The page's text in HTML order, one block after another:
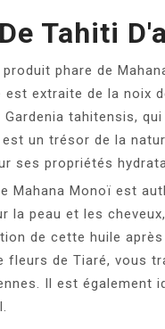
Tahiti
phare de
est extraite de la noix
tahitensis,
un trésor de la
ses propriétés
Mahana Monoï est
la peau et les
de cette huile
fleurs de Tiaré, vous
Il est également